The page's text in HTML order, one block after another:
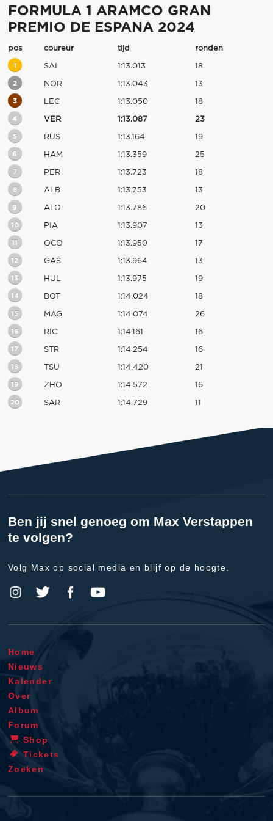
FORMULA 1 ARAMCO GRAN
PREMIO DE ESPANA 2024
pos coureur tijd ronden
1 SAI 1:13.013 18
2 NOR 1:13.043 13
3 LEC 1:13.050 18
4 VER 1:13.087 23
5 RUS 1:13.164 19
6 HAM 1:13.359 25
7 PER 1:13.723 18
8 ALB 1:13.753 13
9 ALO 1:13.786 20
10 PIA 1:13.907 13
11 OCO 1:13.950 17
12 GAS 1:13.964 13
13 HUL 1:13.975 19
14 BOT 1:14.024 18
15 MAG 1:14.074 26
16 RIC 1:14.161 16
17 STR 1:14.254 16
18 TSU 1:14.420 21
19 ZHO 1:14.572 16
20 SAR 1:14.729 11
Ben jij snel genoeg om Max Verstappen
te volgen?
Volg Max op social media en blijf op de hoogte.
Home
Nieuws
Kalender
Over
Album
Forum
Shop
Tickets
Zoeken